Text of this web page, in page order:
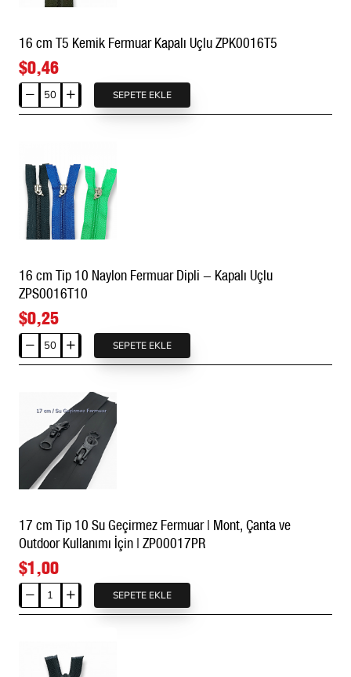
16 cm T5 Kemik Fermuar Kapalı Uçlu ZPK0016T5
$0,46
16
cm
Fermuar
Kapalı
Uçlu
ZPK0016T5
SEPETE EKLE
16 cm Tip 10 Naylon Fermuar Dipli - Kapalı Uçlu
ZPS0016T10
$0,25
16
cm
Naylon
Fermuar
Kapalı
ZPS0016T10
SEPETE EKLE
17 cm Tip 10 Su Geçirmez Fermuar | Mont, Çanta ve
Outdoor Kullanımı İçin | ZP00017PR
$1,00
17
cm
SEPETE EKLE